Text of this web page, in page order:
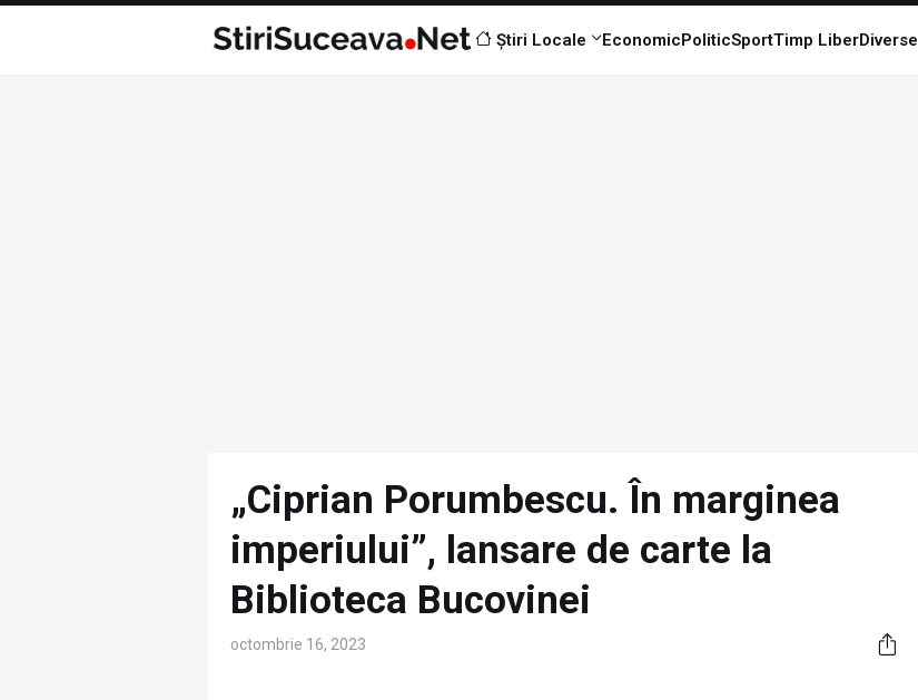
Știri Locale EconomicPoliticSportTimp LiberDiverse
„Ciprian Porumbescu. În marginea
imperiului”, lansare de carte la
Biblioteca Bucovinei
octombrie 16, 2023